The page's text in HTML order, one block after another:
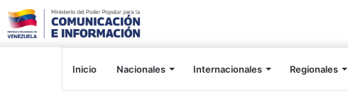
Inicio Nacionales Internacionales Regionales